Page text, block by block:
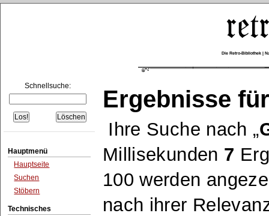
Die Retro-Bibliothek |
Schnellsuche:
Hauptmenü
Hauptseite
Suchen
Stöbern
Technisches
Ergebnisse
Ihre Suche nach
Millisekunden 7
100 werden
nach ihrer